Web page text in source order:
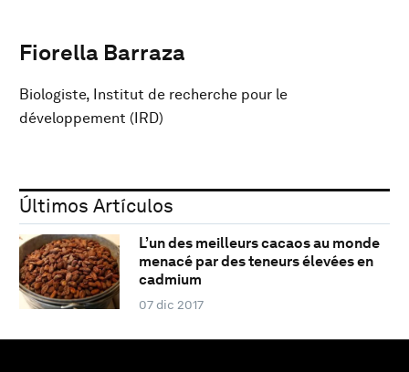
Fiorella Barraza
Biologiste, Institut de recherche pour le
développement (IRD)
Últimos Artículos
L’un des meilleurs cacaos au monde
menacé par des teneurs élevées en
cadmium
07 dic 2017